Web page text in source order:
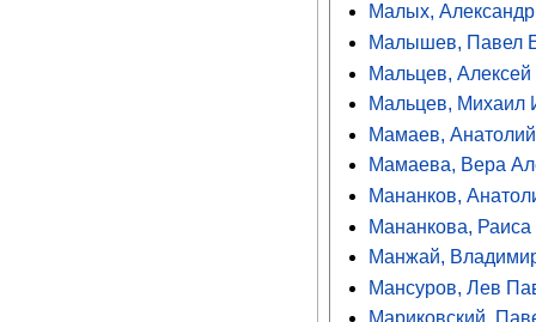
Малых,
Малышев, Павел
Мальцев,
Мальцев, Михаил
Мамаев,
Мамаева, Вера
Мананков,
Мананкова,
Манжай,
Мансуров, Лев